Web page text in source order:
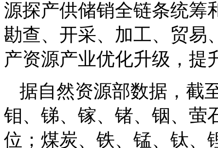
源探产供储销全链条统筹
勘查、开采、加工、贸易
产资源产业优化升级，提
据自然资源部数据，截
钼、锑、镓、锗、铟、萤
位；煤炭、铁、锰、钛、